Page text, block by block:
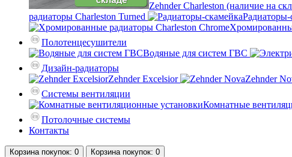
Zehnder Charleston (наличие на
радиаторы Charleston Turned
Радиаторы-
Полотенцесушители
Водяные для систем ГВС
Дизайн-радиаторы
Zehnder Excelsior
Zehnder
Системы вентиляции
Комнатные
Потолочные системы
Контакты
Корзинапокупок: 0 Корзинапокупок: 0